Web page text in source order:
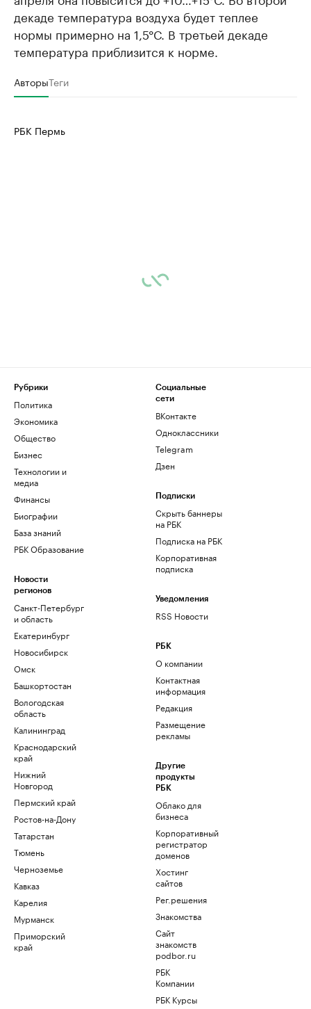
декаде температура воздуха будет теплее
нормы примерно на 1,5°С. В третьей декаде
температура приблизится к норме.
АвторыТеги
РБК Пермь
Рубрики
Политика
Экономика
Общество
Бизнес
Технологии и
медиа
Финансы
Биографии
База знаний
РБК Образование
Новости
регионов
Санкт-Петербург
и область
Екатеринбург
Новосибирск
Омск
Башкортостан
Вологодская
область
Калининград
Краснодарский
край
Нижний
Новгород
Пермский край
Ростов-на-Дону
Татарстан
Тюмень
Черноземье
Кавказ
Карелия
Мурманск
Приморский
край
Социальные
сети
ВКонтакте
Одноклассники
Telegram
Дзен
Подписки
Скрыть баннеры
на РБК
Подписка на РБК
Корпоративная
подписка
Уведомления
RSS Новости
РБК
О компании
Контактная
информация
Редакция
Размещение
рекламы
Другие
продукты
РБК
Облако для
бизнеса
Корпоративный
регистратор
доменов
Хостинг
сайтов
Рег.решения
Знакомства
Сайт
знакомств
podbor.ru
РБК
Компании
РБК Курсы